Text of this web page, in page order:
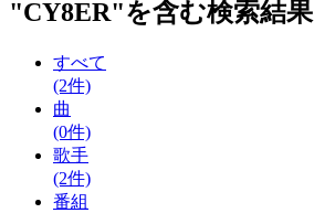
"CY8ER"を含む検索結果
すべて
(2件)
曲
(0件)
歌手
(2件)
番組